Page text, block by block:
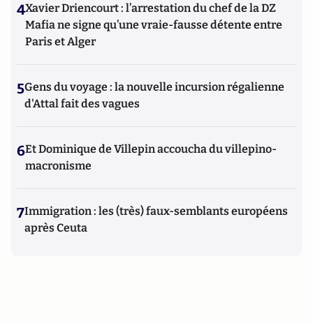
4Xavier Driencourt : l’arrestation du chef de la DZ
Mafia ne signe qu’une vraie-fausse détente entre
Paris et Alger
5Gens du voyage : la nouvelle incursion régalienne
d'Attal fait des vagues
6Et Dominique de Villepin accoucha du villepino-
macronisme
7Immigration : les (très) faux-semblants européens
après Ceuta